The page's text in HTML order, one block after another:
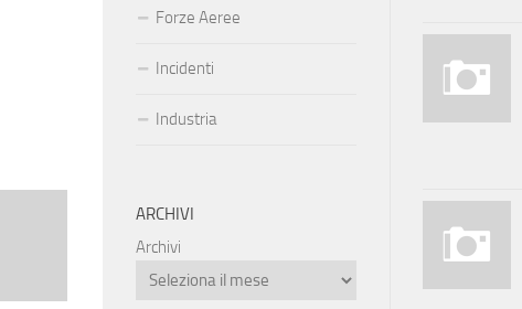
Forze Aeree
Incidenti
Industria
ARCHIVI
Archivi